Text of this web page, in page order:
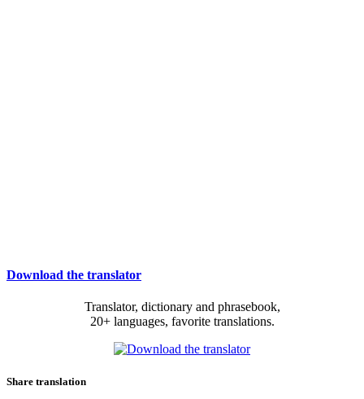
Download the translator
Translator, dictionary and phrasebook,
20+ languages, favorite translations.
Share translation